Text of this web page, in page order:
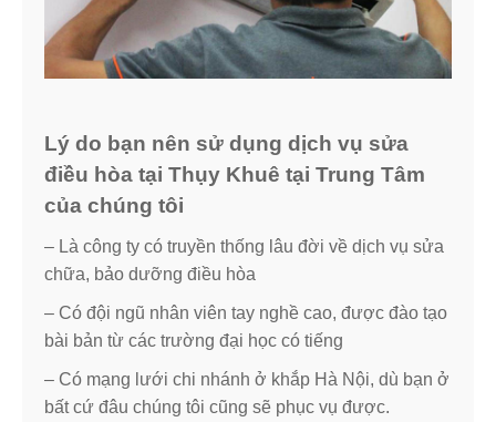
Lý do bạn nên sử dụng dịch vụ sửa
điều hòa tại Thụy Khuê tại Trung Tâm
của chúng tôi
– Là công ty có truyền thống lâu đời về dịch vụ sửa
chữa, bảo dưỡng điều hòa
– Có đội ngũ nhân viên tay nghề cao, được đào tạo
bài bản từ các trường đại học có tiếng
– Có mạng lưới chi nhánh ở khắp Hà Nội, dù bạn ở
bất cứ đâu chúng tôi cũng sẽ phục vụ được.